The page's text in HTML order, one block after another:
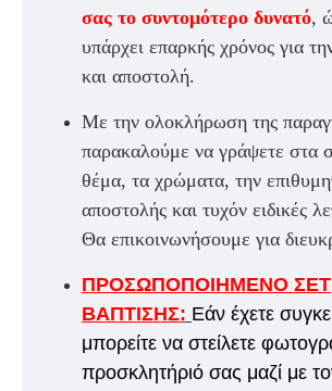
σας το συντομότερο δυνατό,
υπάρχει επαρκής χρόνος για
και αποστολή.
Με την ολοκλήρωση της
παρακαλούμε να γράψετε στα
θέμα, τα χρώματα, την
αποστολής και τυχόν ειδικές
Θα επικοινωνήσουμε για
ΠΡΟΣΩΠΟΠΟΙΗΜΕΝΟ ΣΕΤ
ΒΑΠΤΙΣΗΣ: Εάν έχετε
μπορείτε να στείλετε
προσκλητήριό σας μαζί με